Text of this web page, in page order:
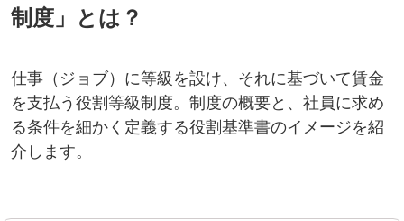
制度」とは？
仕事（ジョブ）に等級を設け、それに基づいて賃金
を支払う役割等級制度。制度の概要と、社員に求め
る条件を細かく定義する役割基準書のイメージを紹
介します。